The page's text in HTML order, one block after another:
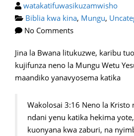
watakatifuwasikuzamwisho
Biblia kwa kina, Mungu,
No Comments
Jina la Bwana litukuzwe, karibu
kujifunza neno la Mungu Wetu
maandiko yanavyosema katika
Wakolosai 3:16 Neno la Kristo
ndani yenu katika hekima
kuonyana kwa zaburi, na